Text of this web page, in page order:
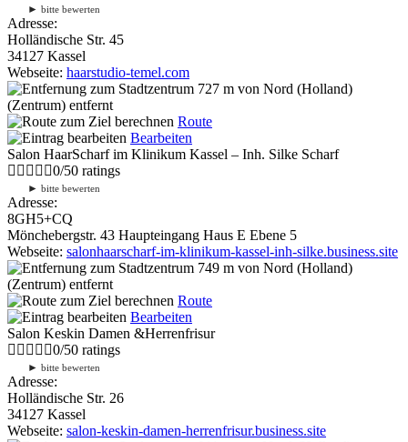
► bitte bewerten
Adresse:
Holländische Str. 45
34127 Kassel
Webseite: haarstudio-temel.com
727 m von Nord (Holland)
(Zentrum) entfernt
Route
Bearbeiten
Salon HaarScharf im Klinikum Kassel – Inh. Silke Scharf
0/50 ratings
► bitte bewerten
Adresse:
8GH5+CQ
Mönchebergstr. 43 Haupteingang Haus E Ebene 5
Webseite: salonhaarscharf-im-klinikum-kassel-inh-silke.business.site
749 m von Nord (Holland)
(Zentrum) entfernt
Route
Bearbeiten
Salon Keskin Damen &Herrenfrisur
0/50 ratings
► bitte bewerten
Adresse:
Holländische Str. 26
34127 Kassel
Webseite: salon-keskin-damen-herrenfrisur.business.site